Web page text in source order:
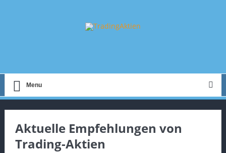
Menu
Aktuelle Empfehlungen von
Trading-Aktien